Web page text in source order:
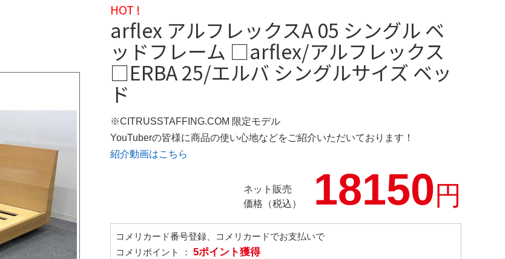
HOT !
arflex アルフレックスA 05 シングル ベ
ッドフレーム □arflex/アルフレックス
□ERBA 25/エルバ シングルサイズ ベッ
ド
※CITRUSSTAFFING.COM 限定モデル
YouTuberの皆様に商品の使い心地などをご紹介いただいております！
紹介動画はこちら
ネット販売
価格（税込）
18150円
コメリカード番号登録、コメリカードでお支払いで
コメリポイント ： 5ポイント獲得